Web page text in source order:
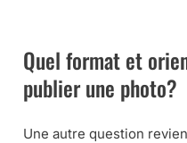
Quel format et
publier une photo?
Une autre question